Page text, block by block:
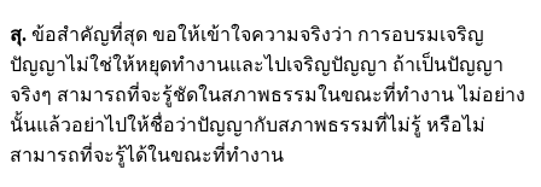
สุ. ข้อสำคัญที่สุด ขอให้เข้าใจความจริงว่า การอบรมเจริญ
ปัญญาไม่ใช่ให้หยุดทำงานและไปเจริญปัญญา ถ้าเป็นปัญญา
จริงๆ สามารถที่จะรู้ชัดในสภาพธรรมในขณะที่ทำงาน ไม่อย่าง
นั้นแล้วอย่าไปให้ชื่อว่าปัญญากับสภาพธรรมที่ไม่รู้ หรือไม่
สามารถที่จะรู้ได้ในขณะที่ทำงาน